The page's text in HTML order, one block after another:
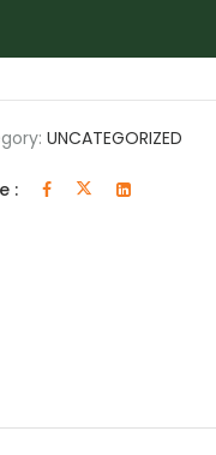
UNCATEGORIZED
: